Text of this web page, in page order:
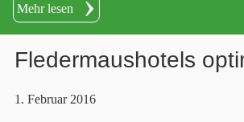
Mehr lesen
Fledermaushotels
1. Februar 2016